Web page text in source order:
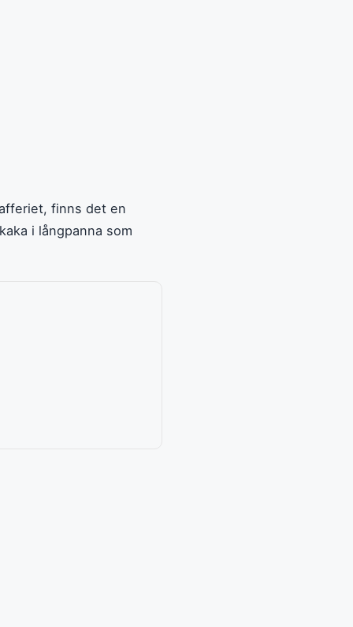
finns det en
i långpanna som